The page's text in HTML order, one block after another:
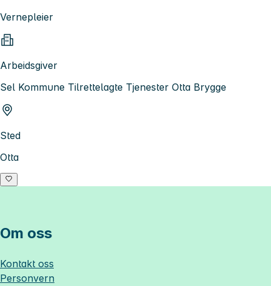
Vernepleier
Arbeidsgiver
Sel Kommune Tilrettelagte Tjenester Otta Brygge
Sted
Otta
Om oss
Kontakt oss
Personvern